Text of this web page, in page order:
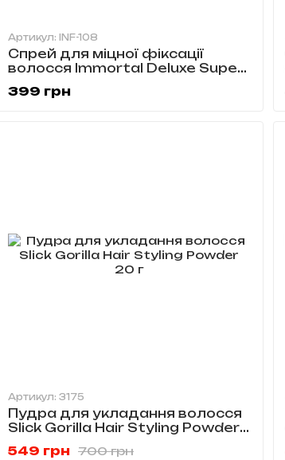
Артикул: INF-108
Спрей для міцної фіксації
волосся Immortal Deluxe Super
108
399 грн
Артикул: 3175
Пудра для укладання волосся
Slick Gorilla Hair Styling Powder
700 грн
549 грн